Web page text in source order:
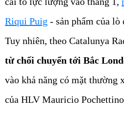
Riqui Puig - sản phẩm của lò
Tuy nhiên, theo Catalunya
từ chối chuyển tới Bắc
vào khả năng có mặt thường
của HLV Mauricio